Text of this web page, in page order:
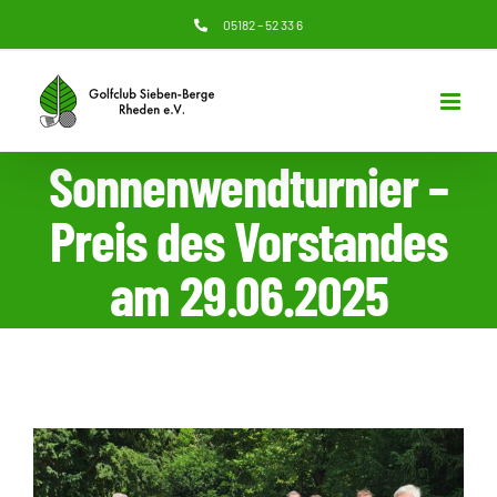
Inhalt
springen
05182 – 52 33 6
Sonnenwendturnier –
Preis des Vorstandes
am 29.06.2025
Zeige
grösseres